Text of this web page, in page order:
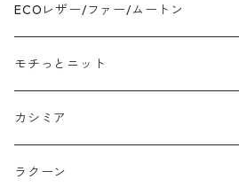
ジャガード
接触冷感
プリント柄物
刺繍レース
ECOレザー/ファー/ムートン
モチっとニット
カシミア
ラクーン